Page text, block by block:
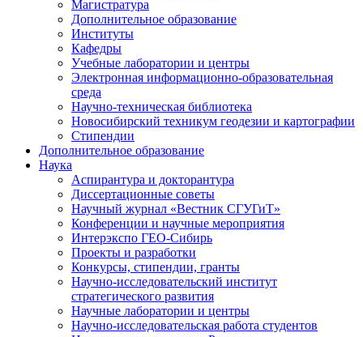
Магистратура
Дополнительное образование
Институты
Кафедры
Учебные лаборатории и центры
Электронная информационно-образовательная
среда
Научно-техническая библиотека
Новосибирский техникум геодезии и картографии
Стипендии
Дополнительное образование
Наука
Аспирантура и докторантура
Диссертационные советы
Научный журнал «Вестник СГУГиТ»
Конференции и научные мероприятия
Интерэкспо ГЕО-Сибирь
Проекты и разработки
Конкурсы, стипендии, гранты
Научно-исследовательский институт
стратегического развития
Научные лаборатории и центры
Научно-исследовательская работа студентов